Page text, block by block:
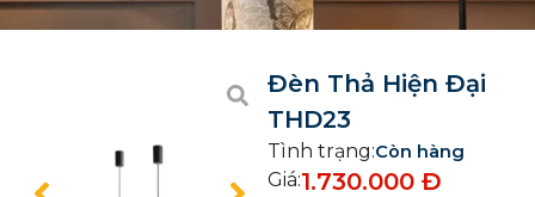
Đèn Thả Hiện Đại
THD23
Tình trạng:Còn hàng
Giá:1.730.000 Đ